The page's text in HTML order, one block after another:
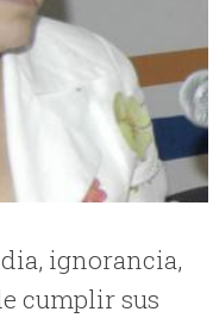
ignorancia,
cumplir sus